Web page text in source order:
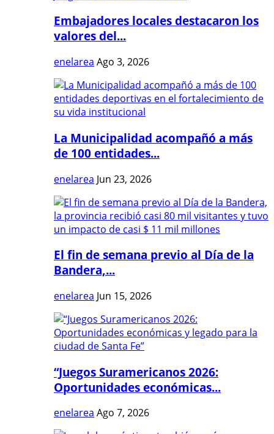
Embajadores locales destacaron los
valores del...
enelarea Ago 3, 2026
La Municipalidad acompañó a más
de 100 entidades...
enelarea Jun 23, 2026
El fin de semana previo al Día de la
Bandera,...
enelarea Jun 15, 2026
“Juegos Suramericanos 2026:
Oportunidades económicas...
enelarea Ago 7, 2026